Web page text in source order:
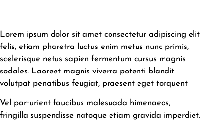
Lorem ipsum dolor sit amet consectetur adipiscing elit
felis, etiam pharetra luctus enim metus nunc primis,
scelerisque netus sapien fermentum cursus magnis
sodales. Laoreet magnis viverra potenti blandit
volutpat penatibus feugiat, praesent eget torquent
Vel parturient faucibus malesuada himenaeos,
fringilla suspendisse natoque etiam gravida imperdiet.